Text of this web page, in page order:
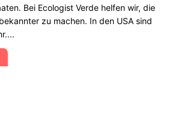
Bei Ecologist Verde helfen wir, die
zu machen. In den USA sind